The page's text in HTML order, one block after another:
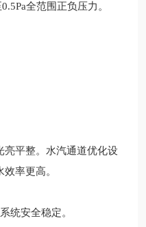
全范围正负压力。
亮平整。水汽通道优化设
率更高。
统安全稳定。